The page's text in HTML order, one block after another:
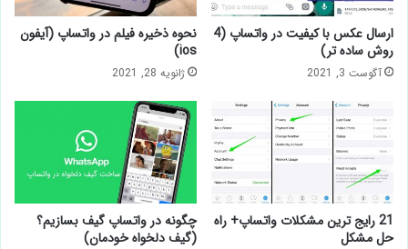
ارسال عکس با کیفیت در واتساپ (4
روش ساده تر)
آگوست 3, 2021
نحوه ذخیره فیلم در واتساپ (آیفون
ios)
ژانویه 28, 2021
21 رایج ترین مشکلات واتساپ+ راه
حل مشکل
چگونه در واتساپ گیف بسازیم؟
(گیف دلخواه خودمان)